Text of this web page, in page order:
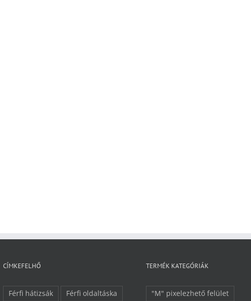
CÍMKEFELHŐ
Férfi hátizsák
Férfi oldaltáska
TERMÉK KATEGÓRIÁK
"M" pixelezhető felület